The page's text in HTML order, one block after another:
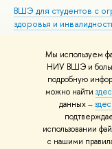
Мы используем
НИУ ВШЭ и
подробную
можно найти
данных –
использовании
с нашими
ВШЭ для студентов с
здоровья и
Единая платежная
© НИУ ВШЭ 1993–2026
материалов Политика